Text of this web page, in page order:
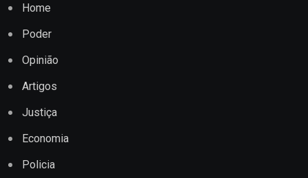
Home
Poder
Opinião
Artigos
Justiça
Economia
Policia